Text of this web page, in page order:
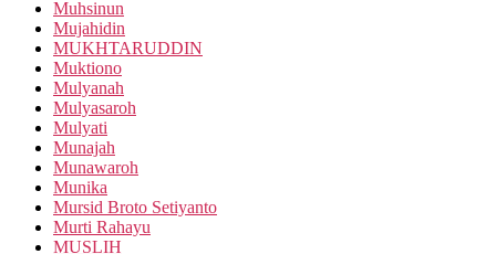
Muhsinun
Mujahidin
MUKHTARUDDIN
Muktiono
Mulyanah
Mulyasaroh
Mulyati
Munajah
Munawaroh
Munika
Mursid Broto Setiyanto
Murti Rahayu
MUSLIH